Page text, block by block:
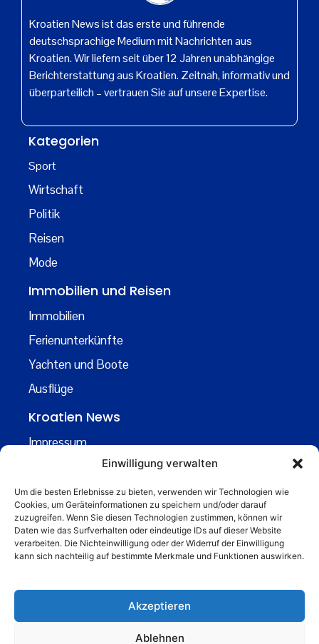
Einwilligung verwalten
Um die besten Erlebnisse zu bieten, verwenden wir Technologien wie
Cookies, um Geräteinformationen zu speichern und/oder darauf
zuzugreifen. Wenn Sie diesen Technologien zustimmen, können wir
Daten wie das Surfverhalten oder eindeutige IDs auf dieser Website
verarbeiten. Die Nichteinwilligung oder der Widerruf der Einwilligung
kann sich nachteilig auf bestimmte Merkmale und Funktionen auswirken.
Akzeptieren
Ablehnen
Kroatien News ist das erste und führende
deutschsprachige Medium mit Nachrichten aus
Kroatien. Wir liefern seit über 12 Jahren unabhängige
Berichterstattung aus Kroatien. Zeitnah, informativ und
überparteilich – vertrauen Sie auf unsere Expertise.
Kategorien
Sport
Wirtschaft
Politik
Reisen
Mode
Immobilien und Reisen
Immobilien
Ferienunterkünfte
Yachten und Boote
Ausflüge
Kroatien News
Impressum
Kontakt
Über uns
Business